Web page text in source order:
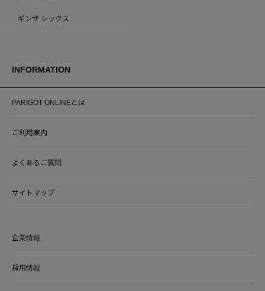
ギンザ シックス
INFORMATION
PARIGOT ONLINEとは
ご利用案内
よくあるご質問
サイトマップ
企業情報
採用情報